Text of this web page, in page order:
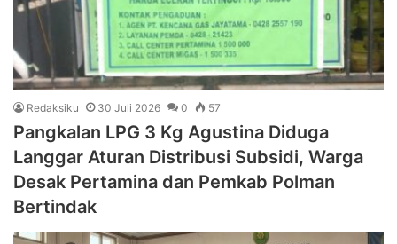
Redaksiku 30 Juli 2026 0 57
Pangkalan LPG 3 Kg Agustina Diduga
Langgar Aturan Distribusi Subsidi, Warga
Desak Pertamina dan Pemkab Polman
Bertindak